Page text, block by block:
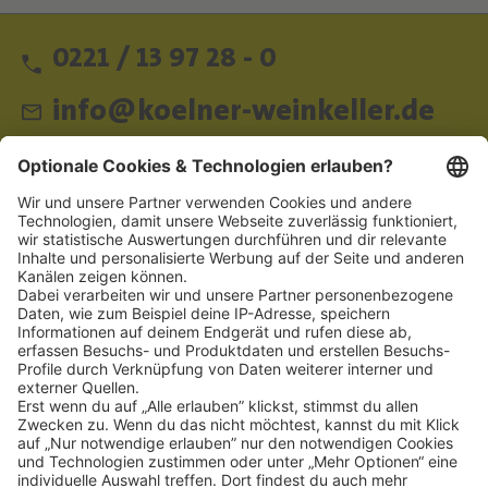
0221 / 13 97 28 - 0
info@koelner-weinkeller.de
Schnellzugriff
ZAHLUNGSMETHODEN
SOCIAL
NEWSLETTER
BESUCHEN SIE UNS